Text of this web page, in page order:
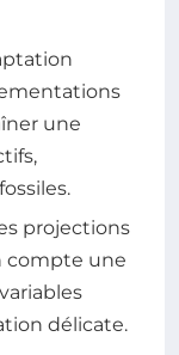
une
projections
compte une
délicate.